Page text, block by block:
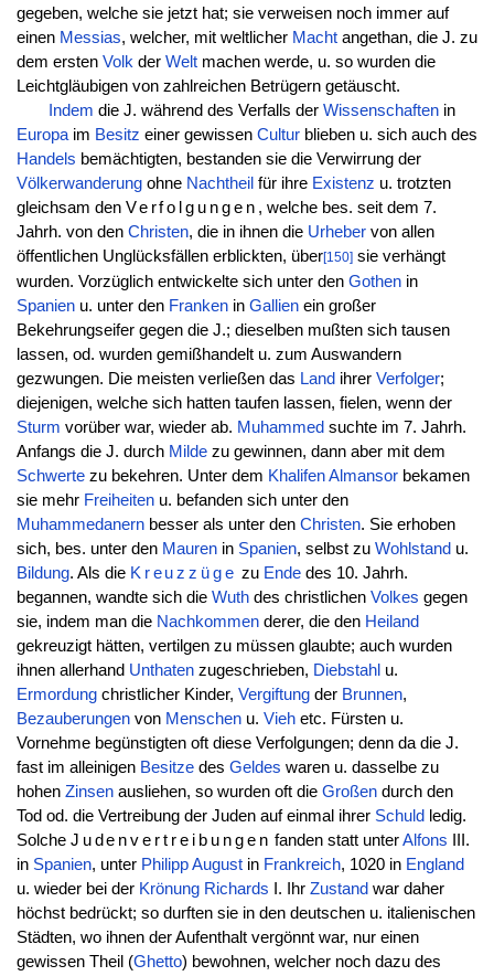
gegeben, welche sie jetzt hat; sie verweisen noch immer auf
einen Messias, welcher, mit weltlicher Machtangethan, die J. zu
dem ersten Volkder Weltmachen werde, u. so wurden die
Leichtgläubigen von zahlreichen Betrügern getäuscht.
Indem die J. während des Verfalls der Wissenschaftenin
Europaim Besitz einer gewissen Culturblieben u. sich auch des
Handels bemächtigten, bestanden sie die Verwirrung der
Völkerwanderungohne Nachtheil für ihre Existenz u. trotzten
gleichsam den Verfolgungen , welche bes. seit dem 7.
Jahrh. von den Christen, die in ihnen die Urhebervon allen
öffentlichen Unglücksfällen erblickten, über[150]sie verhängt
wurden. Vorzüglich entwickelte sich unter den Gothenin
Spanienu. unter den Frankenin Gallienein großer
Bekehrungseifer gegen die J.; dieselben mußten sich tausen
lassen, od. wurden gemißhandelt u. zum Auswandern
gezwungen. Die meisten verließen das Land ihrer Verfolger;
diejenigen, welche sich hatten taufen lassen, fielen, wenn der
Sturm vorüber war, wieder ab. Muhammed suchte im 7. Jahrh.
Anfangs die J. durch Mildezu gewinnen, dann aber mit dem
Schwertezu bekehren. Unter dem Khalifen Almansorbekamen
sie mehr Freiheitenu. befanden sich unter den
Muhammedanernbesser als unter den Christen. Sie erhoben
sich, bes. unter den Maurenin Spanien, selbst zu Wohlstand u.
Bildung. Als die Kreuzzüge zu Ende des 10. Jahrh.
begannen, wandte sich die Wuthdes christlichen Volkes gegen
sie, indem man die Nachkommenderer, die den Heiland
gekreuzigt hätten, vertilgen zu müssen glaubte; auch wurden
ihnen allerhand Unthatenzugeschrieben, Diebstahl u.
Ermordungchristlicher Kinder, Vergiftungder Brunnen,
Bezauberungenvon Menschenu. Viehetc. Fürsten u.
Vornehme begünstigten oft diese Verfolgungen; denn da die J.
fast im alleinigen Besitzedes Geldes waren u. dasselbe zu
hohen Zinsenausliehen, so wurden oft die Großendurch den
Tod od. die Vertreibung der Juden auf einmal ihrer Schuld ledig.
Solche Judenvertreibungen fanden statt unterAlfons III.
in Spanien, unter Philipp Augustin Frankreich, 1020 in England
u. wieder bei der Krönung Richards I. Ihr Zustand war daher
höchst bedrückt; so durften sie in den deutschen u. italienischen
Städten, wo ihnen der Aufenthalt vergönnt war, nur einen
gewissen Theil (Ghetto) bewohnen, welcher noch dazu des